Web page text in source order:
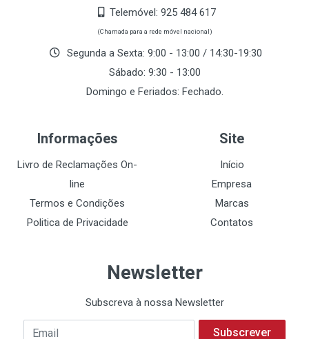
Telemóvel: 925 484 617
(Chamada para a rede móvel nacional)
Segunda a Sexta: 9:00 - 13:00 / 14:30-19:30
Sábado: 9:30 - 13:00
Domingo e Feriados: Fechado.
Informações
Livro de Reclamações On-
line
Termos e Condições
Politica de Privacidade
Site
Início
Empresa
Marcas
Contatos
Newsletter
Subscreva à nossa Newsletter
Subscrever